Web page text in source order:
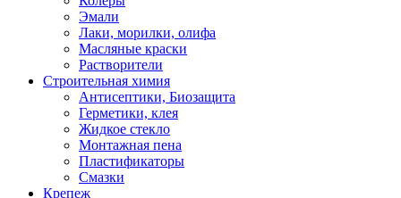
Эмали
Лаки, морилки, олифа
Масляные краски
Растворители
Строительная химия
Антисептики, Биозащита
Герметики, клея
Жидкое стекло
Монтажная пена
Пластификаторы
Смазки
Крепеж